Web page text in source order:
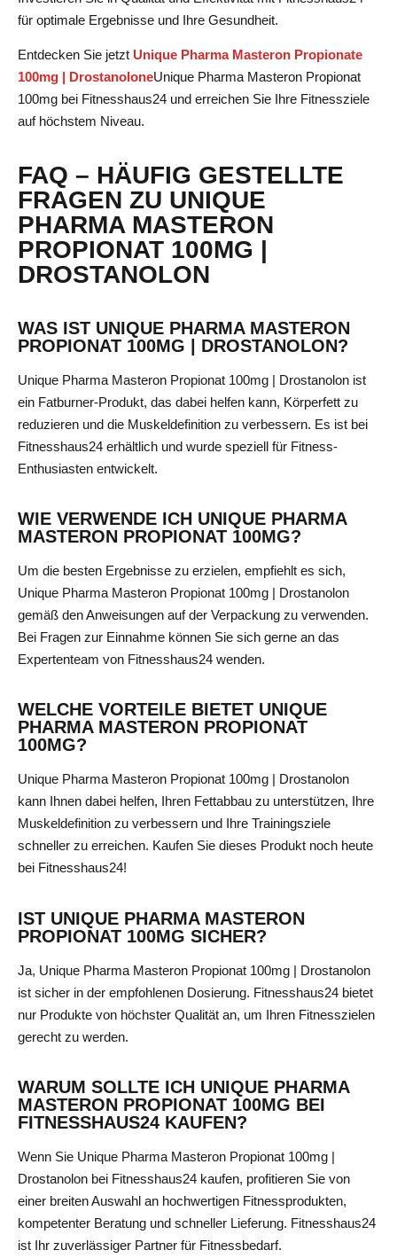
für optimale Ergebnisse und Ihre Gesundheit.
Entdecken Sie jetzt Unique Pharma Masteron Propionate
100mg | DrostanoloneUnique Pharma Masteron Propionat
100mg bei Fitnesshaus24 und erreichen Sie Ihre Fitnessziele
auf höchstem Niveau.
FAQ – HÄUFIG GESTELLTE
FRAGEN ZU UNIQUE
PHARMA MASTERON
PROPIONAT 100MG |
DROSTANOLON
WAS IST UNIQUE PHARMA MASTERON
PROPIONAT 100MG | DROSTANOLON?
Unique Pharma Masteron Propionat 100mg | Drostanolon ist
ein Fatburner-Produkt, das dabei helfen kann, Körperfett zu
reduzieren und die Muskeldefinition zu verbessern. Es ist bei
Fitnesshaus24 erhältlich und wurde speziell für Fitness-
Enthusiasten entwickelt.
WIE VERWENDE ICH UNIQUE PHARMA
MASTERON PROPIONAT 100MG?
Um die besten Ergebnisse zu erzielen, empfiehlt es sich,
Unique Pharma Masteron Propionat 100mg | Drostanolon
gemäß den Anweisungen auf der Verpackung zu verwenden.
Bei Fragen zur Einnahme können Sie sich gerne an das
Expertenteam von Fitnesshaus24 wenden.
WELCHE VORTEILE BIETET UNIQUE
PHARMA MASTERON PROPIONAT
100MG?
Unique Pharma Masteron Propionat 100mg | Drostanolon
kann Ihnen dabei helfen, Ihren Fettabbau zu unterstützen, Ihre
Muskeldefinition zu verbessern und Ihre Trainingsziele
schneller zu erreichen. Kaufen Sie dieses Produkt noch heute
bei Fitnesshaus24!
IST UNIQUE PHARMA MASTERON
PROPIONAT 100MG SICHER?
Ja, Unique Pharma Masteron Propionat 100mg | Drostanolon
ist sicher in der empfohlenen Dosierung. Fitnesshaus24 bietet
nur Produkte von höchster Qualität an, um Ihren Fitnesszielen
gerecht zu werden.
WARUM SOLLTE ICH UNIQUE PHARMA
MASTERON PROPIONAT 100MG BEI
FITNESSHAUS24 KAUFEN?
Wenn Sie Unique Pharma Masteron Propionat 100mg |
Drostanolon bei Fitnesshaus24 kaufen, profitieren Sie von
einer breiten Auswahl an hochwertigen Fitnessprodukten,
kompetenter Beratung und schneller Lieferung. Fitnesshaus24
ist Ihr zuverlässiger Partner für Fitnessbedarf.